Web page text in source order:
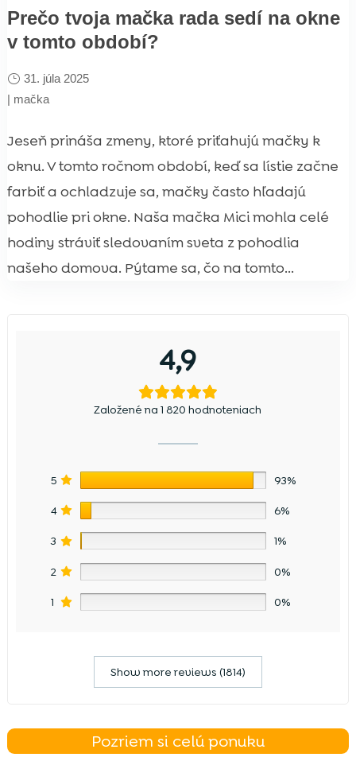
Prečo tvoja mačka rada sedí na okne
v tomto období?
31. júla 2025
| mačka
Jeseň prináša zmeny, ktoré priťahujú mačky k
oknu. V tomto ročnom období, keď sa lístie začne
farbiť a ochladzuje sa, mačky často hľadajú
pohodlie pri okne. Naša mačka Mici mohla celé
hodiny stráviť sledovaním sveta z pohodlia
našeho domova. Pýtame sa, čo na tomto...
4,9
Založené na 1 820 hodnoteniach
5 93%
4 6%
3 1%
2 0%
1 0%
Show more reviews (1814)
Pozriem si celú ponuku